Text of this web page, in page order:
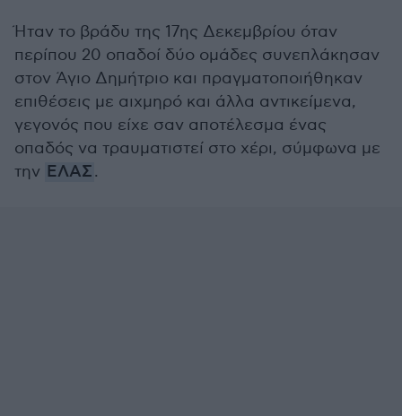
Ήταν το βράδυ της 17ης Δεκεμβρίου όταν
περίπου 20 οπαδοί δύο ομάδες συνεπλάκησαν
στον Άγιο Δημήτριο και πραγματοποιήθηκαν
επιθέσεις με αιχμηρό και άλλα αντικείμενα,
γεγονός που είχε σαν αποτέλεσμα ένας
οπαδός να τραυματιστεί στο χέρι, σύμφωνα με
την ΕΛΑΣ.